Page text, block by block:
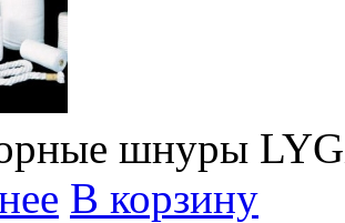
шнуры
В корзину